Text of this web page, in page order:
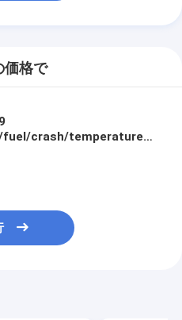
価格で
fuel/crash/temperatureセ